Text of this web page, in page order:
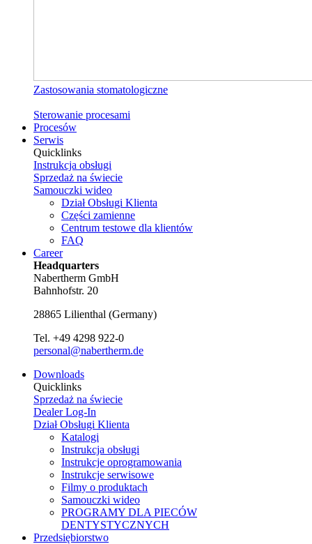
Zastosowania stomatologiczne
Sterowanie procesami
Procesów
Serwis
Quicklinks
Instrukcja obsługi
Sprzedaż na świecie
Samouczki wideo
Dział Obsługi Klienta
Części zamienne
Centrum testowe dla klientów
FAQ
Career
Headquarters
Nabertherm GmbH
Bahnhofstr. 20
28865 Lilienthal (Germany)
Tel. +49 4298 922-0
personal@nabertherm.de
Downloads
Quicklinks
Sprzedaż na świecie
Dealer Log-In
Dział Obsługi Klienta
Katalogi
Instrukcja obsługi
Instrukcje oprogramowania
Instrukcje serwisowe
Filmy o produktach
Samouczki wideo
PROGRAMY DLA PIECÓW
DENTYSTYCZNYCH
Przedsiębiorstwo